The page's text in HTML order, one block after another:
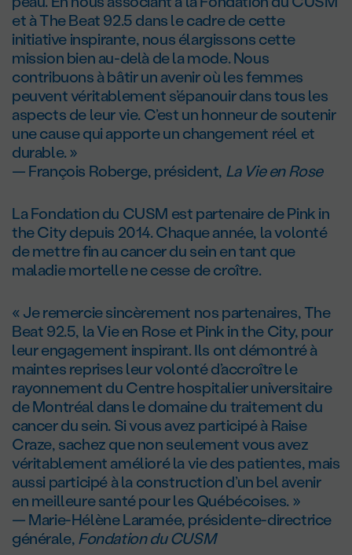
et à The Beat 92.5 dans le cadre de cette
initiative inspirante, nous élargissons cette
mission bien au-delà de la mode. Nous
contribuons à bâtir un avenir où les femmes
peuvent véritablement s’épanouir dans tous les
aspects de leur vie. C’est un honneur de soutenir
une cause qui apporte un changement réel et
durable. »
— François Roberge, président, La Vie en Rose
La Fondation du CUSM est partenaire de Pink in
the City depuis 2014. Chaque année, la volonté
de mettre fin au cancer du sein en tant que
maladie mortelle ne cesse de croître.
« Je remercie sincèrement nos partenaires, The
Beat 92.5, la Vie en Rose et Pink in the City, pour
leur engagement inspirant. Ils ont démontré à
maintes reprises leur volonté d’accroître le
rayonnement du Centre hospitalier universitaire
de Montréal dans le domaine du traitement du
cancer du sein. Si vous avez participé à Raise
Craze, sachez que non seulement vous avez
véritablement amélioré la vie des patientes, mais
aussi participé à la construction d’un bel avenir
en meilleure santé pour les Québécoises. »
— Marie-Hélène Laramée, présidente-directrice
générale,Fondation du CUSM